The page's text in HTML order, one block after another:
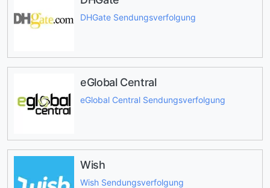
DHGate Sendungsverfolgung
eGlobal Central
eGlobal Central Sendungsverfolgung
Wish
Wish Sendungsverfolgung